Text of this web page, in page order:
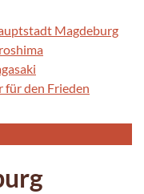
Magdeburg
für den Frieden